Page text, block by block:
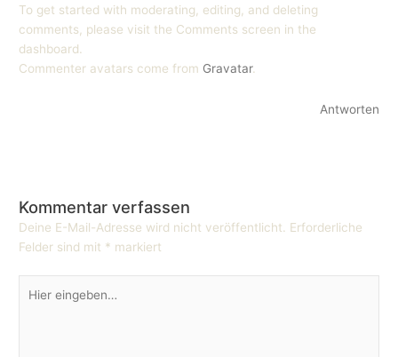
To get started with moderating, editing, and deleting
comments, please visit the Comments screen in the
dashboard.
Commenter avatars come from Gravatar.
Antworten
Kommentar verfassen
Deine E-Mail-Adresse wird nicht veröffentlicht. Erforderliche
Felder sind mit * markiert
eingeben…